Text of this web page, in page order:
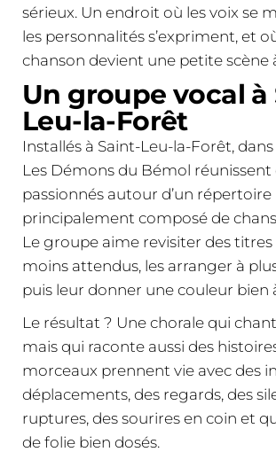
sérieux. Un endroit où les voix se
les personnalités s’expriment, et
chanson devient une petite scène
Un groupe vocal à
Leu-la-Forêt
Installés à Saint-Leu-la-Forêt, dans
Les Démons du Bémol réunissent
passionnés autour d’un répertoire
principalement composé de
Le groupe aime revisiter des
moins attendus, les arranger à
puis leur donner une couleur bien
Le résultat ? Une chorale qui
mais qui raconte aussi des
morceaux prennent vie avec des
déplacements, des regards, des
ruptures, des sourires en coin et
de folie bien dosés.